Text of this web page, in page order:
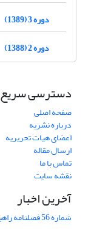
دوره 3 (1389)
دوره 2 (1388)
دسترسی سریع
صفحه اصلی
درباره نشریه
اعضای هیات تحریریه
ارسال مقاله
تماس با ما
نقشه سایت
آخرین اخبار
شماره 56 فصلنامه راهبرد فرهنگ منتشر شد